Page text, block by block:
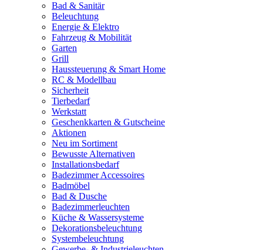
Bad & Sanitär
Beleuchtung
Energie & Elektro
Fahrzeug & Mobilität
Garten
Grill
Haussteuerung & Smart Home
RC & Modellbau
Sicherheit
Tierbedarf
Werkstatt
Geschenkkarten & Gutscheine
Aktionen
Neu im Sortiment
Bewusste Alternativen
Installationsbedarf
Badezimmer Accessoires
Badmöbel
Bad & Dusche
Badezimmerleuchten
Küche & Wassersysteme
Dekorationsbeleuchtung
Systembeleuchtung